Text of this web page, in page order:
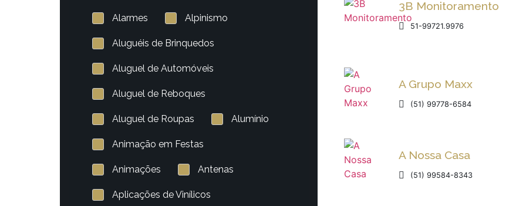
Alarmes Alpinismo
Aluguéis de Brinquedos
Aluguel de Automóveis
Aluguel de Reboques
Aluguel de Roupas Alumínio
Animação em Festas
Animações Antenas
Aplicações de Vinílicos
3B Monitoramento
51-99721.9976
A Grupo Maxx
(51) 99778-6584
A Nossa Casa
(51) 99584-8343